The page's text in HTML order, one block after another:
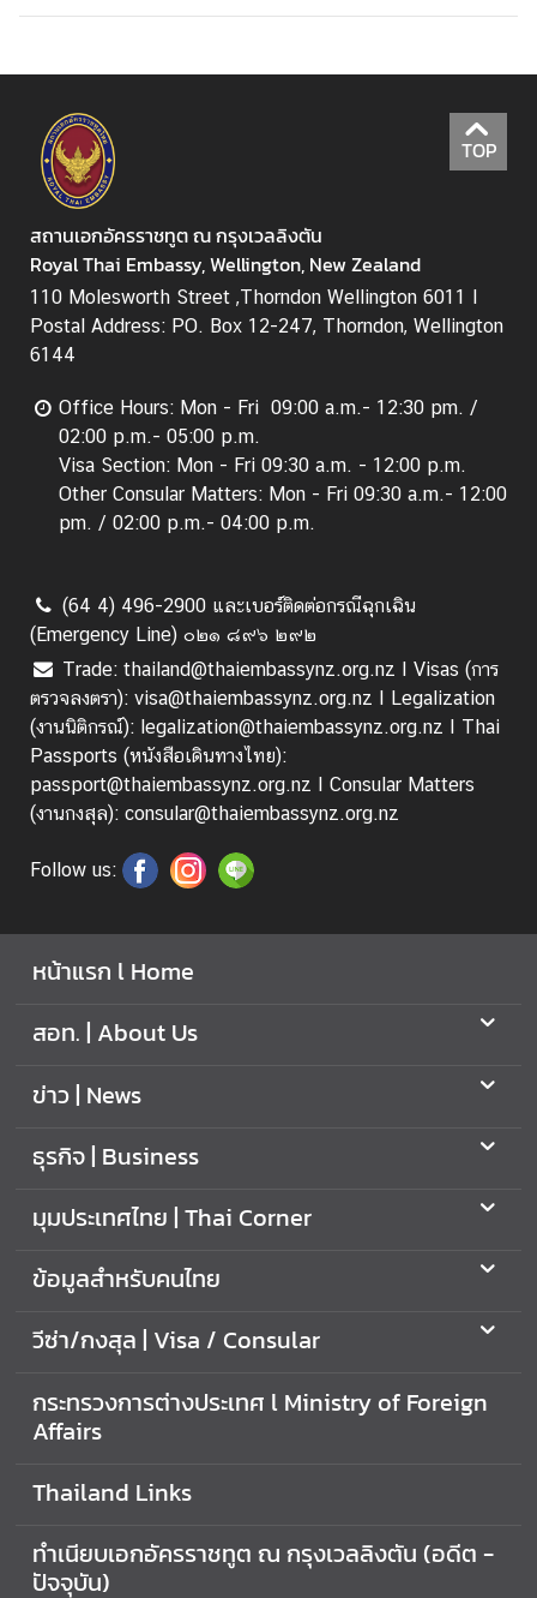
a
t
s
ข้
อ
มู
ล
สำ
ห
บ
ค
น
ไ
ท
TOP
สถานเอกอัครราชทูต ณ กรุงเวลลิงตัน
Royal Thai Embassy, Wellington, New Zealand
110 Molesworth Street ,Thorndon Wellington 6011 I
Postal Address: PO. Box 12-247, Thorndon, Wellington
6144
Office Hours: Mon - Fri 09:00 a.m.- 12:30 pm. /
02:00 p.m.- 05:00 p.m.
Visa Section: Mon - Fri 09:30 a.m. - 12:00 p.m.
Other Consular Matters: Mon - Fri 09:30 a.m.- 12:00
pm. / 02:00 p.m.- 04:00 p.m.
(64 4) 496-2900 และเบอร์ติดต่อกรณีฉุกเฉิน
(Emergency Line) ๐๒๑ ๘๙๖ ๒๙๒
Trade: thailand@thaiembassynz.org.nz I Visas (การ
ตรวจลงตรา): visa@thaiembassynz.org.nz I Legalization
(งานนิติกรณ์): legalization@thaiembassynz.org.nz I Thai
Passports (หนังสือเดินทางไทย):
passport@thaiembassynz.org.nz I Consular Matters
(งานกงสุล): consular@thaiembassynz.org.nz
Follow us:
หน้าแรก l Home
สอท. | About Us
ข่าว | News
ธุรกิจ | Business
มุมประเทศไทย | Thai Corner
ข้อมูลสำหรับคนไทย
วีซ่า/กงสุล | Visa / Consular
กระทรวงการต่างประเทศ l Ministry of Foreign
Affairs
Thailand Links
ทำเนียบเอกอัครราชทูต ณ กรุงเวลลิงตัน (อดีต -
ปัจจุบัน)